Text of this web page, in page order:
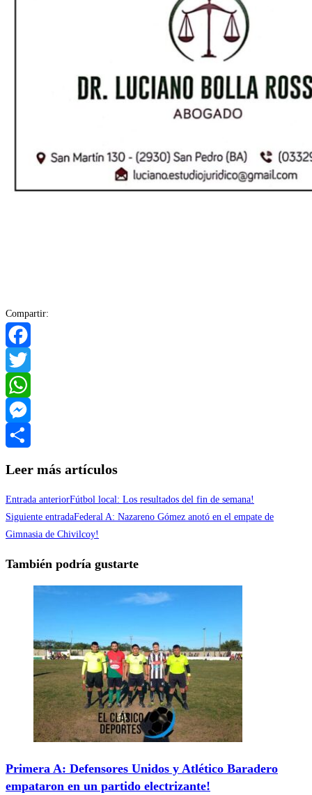
Compartir:
Facebook
Twitter
WhatsApp
Messenger
Leer más artículos
Entrada anteriorFútbol local: Los resultados del fin de semana!
Siguiente entradaFederal A: Nazareno Gómez anotó en el empate de
Gimnasia de Chivilcoy!
También podría gustarte
Primera A: Defensores Unidos y Atlético Baradero
empataron en un partido electrizante!